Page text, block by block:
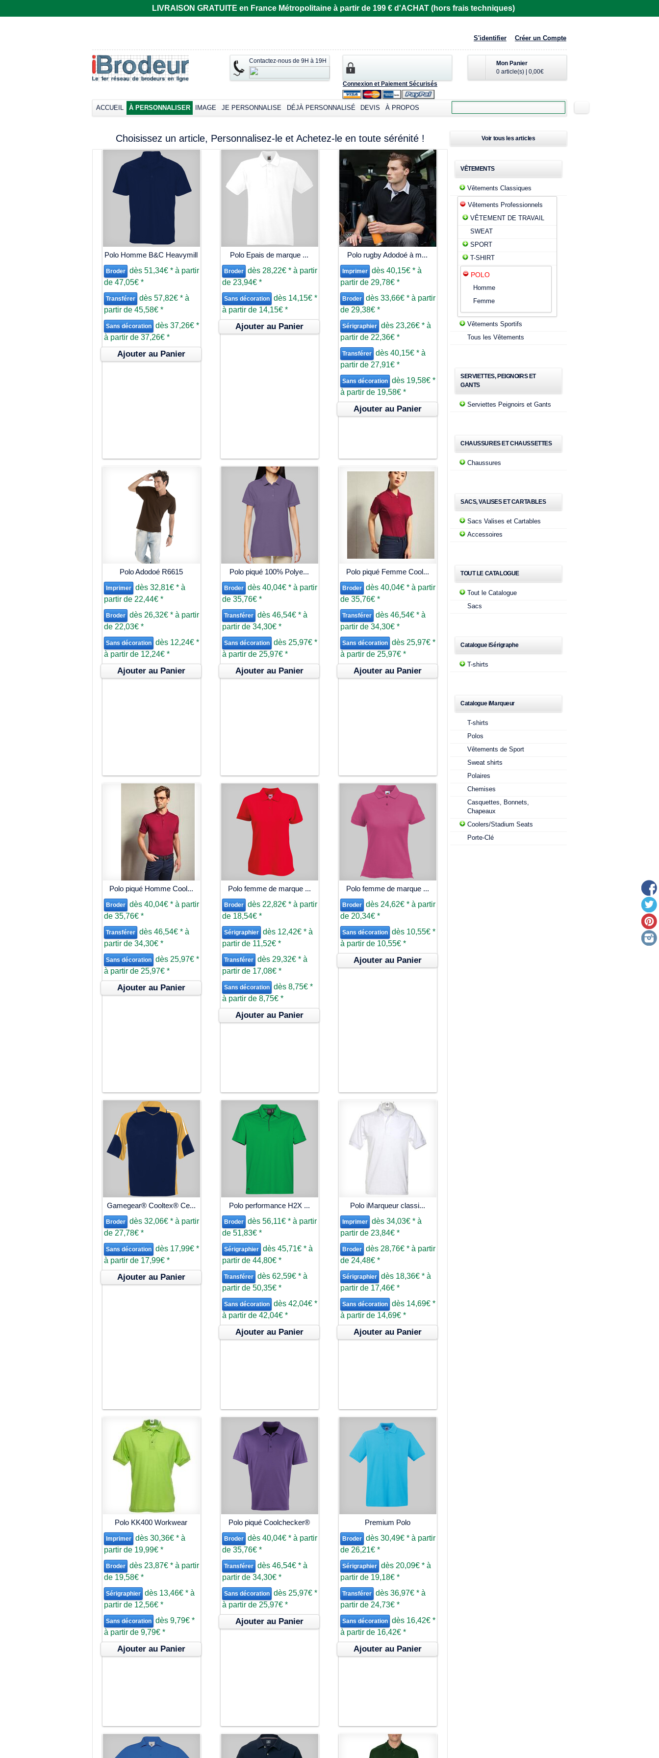
LIVRAISON GRATUITE en France Métropolitaine à partir de 199 € d'ACHAT (hors frais techniques)
S'identifier Créer un Compte
Mon Panier
0 article(s)
0,00€
Connexion et Paiement Sécurisés
Contactez-nous de 9H à 19H
ACCUEIL À PERSONNALISER IMAGE JE PERSONNALISE DÉJÀ PERSONNALISÉ DEVIS À PROPOS
Choisissez un article, Personnalisez-le et Achetez-le en toute sérénité !
Polo Homme B&C Heavymill
Broder dès 51,34€ * à partir
de 47,05€ *
Transférer dès 57,82€ * à
partir de 45,58€ *
Sans décoration dès 37,26€ *
à partir de 37,26€ *
Ajouter au Panier
Polo Epais de marque ...
Broder dès 28,22€ * à partir
de 23,94€ *
Sans décoration dès 14,15€ *
à partir de 14,15€ *
Ajouter au Panier
Polo rugby Adodoé à m...
Imprimer dès 40,15€ * à
partir de 29,78€ *
Broder dès 33,66€ * à partir
de 29,38€ *
Sérigraphier dès 23,26€ * à
partir de 22,36€ *
Transférer dès 40,15€ * à
partir de 27,91€ *
Sans décoration dès 19,58€ *
à partir de 19,58€ *
Ajouter au Panier
Polo Adodoé R6615
Imprimer dès 32,81€ * à
partir de 22,44€ *
Broder dès 26,32€ * à partir
de 22,03€ *
Sans décoration dès 12,24€ *
à partir de 12,24€ *
Ajouter au Panier
Polo piqué 100% Polye...
Broder dès 40,04€ * à partir
de 35,76€ *
Transférer dès 46,54€ * à
partir de 34,30€ *
Sans décoration dès 25,97€ *
à partir de 25,97€ *
Ajouter au Panier
Polo piqué Femme Cool...
Broder dès 40,04€ * à partir
de 35,76€ *
Transférer dès 46,54€ * à
partir de 34,30€ *
Sans décoration dès 25,97€ *
à partir de 25,97€ *
Ajouter au Panier
Polo piqué Homme Cool...
Broder dès 40,04€ * à partir
de 35,76€ *
Transférer dès 46,54€ * à
partir de 34,30€ *
Sans décoration dès 25,97€ *
à partir de 25,97€ *
Ajouter au Panier
Polo femme de marque ...
Broder dès 22,82€ * à partir
de 18,54€ *
Sérigraphier dès 12,42€ * à
partir de 11,52€ *
Transférer dès 29,32€ * à
partir de 17,08€ *
Sans décoration dès 8,75€ *
à partir de 8,75€ *
Ajouter au Panier
Polo femme de marque ...
Broder dès 24,62€ * à partir
de 20,34€ *
Sans décoration dès 10,55€ *
à partir de 10,55€ *
Ajouter au Panier
Gamegear® Cooltex® Ce...
Broder dès 32,06€ * à partir
de 27,78€ *
Sans décoration dès 17,99€ *
à partir de 17,99€ *
Ajouter au Panier
Polo performance H2X ...
Broder dès 56,11€ * à partir
de 51,83€ *
Sérigraphier dès 45,71€ * à
partir de 44,80€ *
Transférer dès 62,59€ * à
partir de 50,35€ *
Sans décoration dès 42,04€ *
à partir de 42,04€ *
Ajouter au Panier
Polo iMarqueur classi...
Imprimer dès 34,03€ * à
partir de 23,84€ *
Broder dès 28,76€ * à partir
de 24,48€ *
Sérigraphier dès 18,36€ * à
partir de 17,46€ *
Sans décoration dès 14,69€ *
à partir de 14,69€ *
Ajouter au Panier
Polo KK400 Workwear
Imprimer dès 30,36€ * à
partir de 19,99€ *
Broder dès 23,87€ * à partir
de 19,58€ *
Sérigraphier dès 13,46€ * à
partir de 12,56€ *
Sans décoration dès 9,79€ *
à partir de 9,79€ *
Ajouter au Panier
Polo piqué Coolchecker®
Broder dès 40,04€ * à partir
de 35,76€ *
Transférer dès 46,54€ * à
partir de 34,30€ *
Sans décoration dès 25,97€ *
à partir de 25,97€ *
Ajouter au Panier
Premium Polo
Broder dès 30,49€ * à partir
de 26,21€ *
Sérigraphier dès 20,09€ * à
partir de 19,18€ *
Transférer dès 36,97€ * à
partir de 24,73€ *
Sans décoration dès 16,42€ *
à partir de 16,42€ *
Ajouter au Panier
Voir tous les articles
VÊTEMENTS
Vêtements Classiques
Vêtements Professionnels
VÊTEMENT DE TRAVAIL
SWEAT
SPORT
T-SHIRT
POLO
Homme
Femme
Vêtements Sportifs
Tous les Vêtements
SERVIETTES, PEIGNOIRS ET
GANTS
Serviettes Peignoirs et Gants
CHAUSSURES ET CHAUSSETTES
Chaussures
SACS, VALISES ET CARTABLES
Sacs Valises et Cartables
Accessoires
TOUT LE CATALOGUE
Tout le Catalogue
Sacs
Catalogue iSérigraphe
T-shirts
Catalogue iMarqueur
T-shirts
Polos
Vêtements de Sport
Sweat shirts
Polaires
Chemises
Casquettes, Bonnets,
Chapeaux
Coolers/Stadium Seats
Porte-Clé